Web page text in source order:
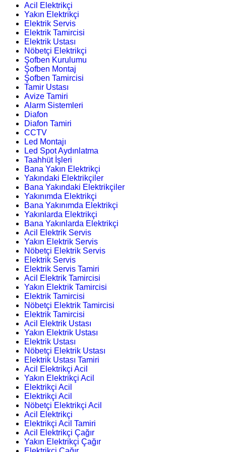
Acil Elektrikçi
Yakın Elektrikçi
Elektrik Servis
Elektrik Tamircisi
Elektrik Ustası
Nöbetçi Elektrikçi
Şofben Kurulumu
Şofben Montaj
Şofben Tamircisi
Tamir Ustası
Avize Tamiri
Alarm Sistemleri
Diafon
Diafon Tamiri
CCTV
Led Montajı
Led Spot Aydınlatma
Taahhüt İşleri
Bana Yakın Elektrikçi
Yakındaki Elektrikçiler
Bana Yakındaki Elektrikçiler
Yakınımda Elektrikçi
Bana Yakınımda Elektrikçi
Yakınlarda Elektrikçi
Bana Yakınlarda Elektrikçi
Acil Elektrik Servis
Yakın Elektrik Servis
Nöbetçi Elektrik Servis
Elektrik Servis
Elektrik Servis Tamiri
Acil Elektrik Tamircisi
Yakın Elektrik Tamircisi
Elektrik Tamircisi
Nöbetçi Elektrik Tamircisi
Elektrik Tamircisi
Acil Elektrik Ustası
Yakın Elektrik Ustası
Elektrik Ustası
Nöbetçi Elektrik Ustası
Elektrik Ustası Tamiri
Acil Elektrikçi Acil
Yakın Elektrikçi Acil
Elektrikçi Acil
Elektrikçi Acil
Nöbetçi Elektrikçi Acil
Acil Elektrikçi
Elektrikçi Acil Tamiri
Acil Elektrikçi Çağır
Yakın Elektrikçi Çağır